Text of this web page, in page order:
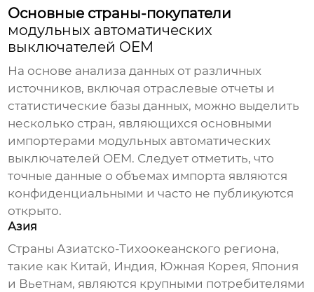
Основные страны-покупатели
модульных автоматических
выключателей OEM
На основе анализа данных от различных
источников, включая отраслевые отчеты и
статистические базы данных, можно выделить
несколько стран, являющихся основными
импортерами модульных автоматических
выключателей OEM. Следует отметить, что
точные данные о объемах импорта являются
конфиденциальными и часто не публикуются
открыто.
Азия
Страны Азиатско-Тихоокеанского региона,
такие как Китай, Индия, Южная Корея, Япония
и Вьетнам, являются крупными потребителями